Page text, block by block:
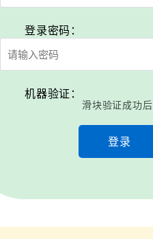
登录密码：
机器验证：
滑块验证成功
登录